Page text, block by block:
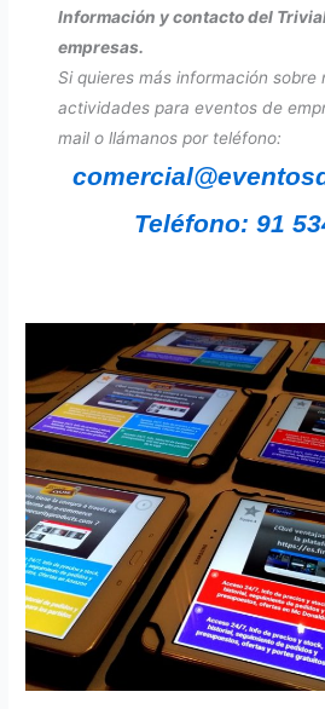
Información y contacto del
empresas.
Si quieres más información sobre
actividades para eventos de
mail o llámanos por teléfono:
Teléfono: 91